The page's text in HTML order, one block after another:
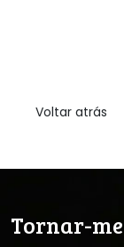
Voltar atrás
Tornar-